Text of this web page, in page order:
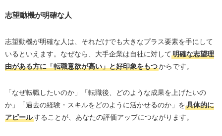
志望動機が明確な人
志望動機が明確な人は、それだけでも大きなプラス要素を手にして
いるといえます。なぜなら、大手企業は自社に対して明確な志望理
由がある方に「転職意欲が高い」と好印象をもつからです。
「なぜ転職したいのか」「転職後、どのような成果を上げたいの
か」「過去の経験・スキルをどのように活かせるのか」を具体的に
アピールすることが、あなたの評価アップにつながります。